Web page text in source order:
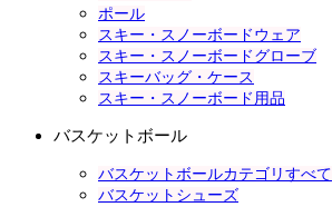
ポール
スキー・スノーボードウェア
スキー・スノーボードグローブ
スキーバッグ・ケース
スキー・スノーボード用品
バスケットボール
バスケットボールカテゴリすべて
バスケットシューズ